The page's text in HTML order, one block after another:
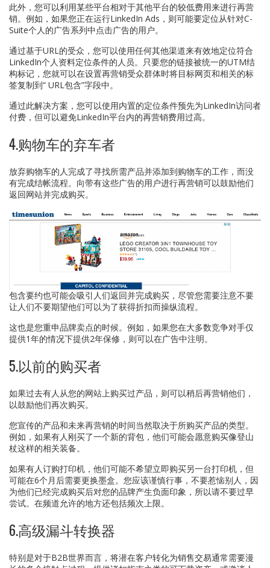
此外，您可以利用某些平台相对于其他平台的较低费用来进行再营
销。例如，如果您正在运行LinkedIn Ads，则可能要定位从针对C-
Suite个人的广告系列中点击广告的用户。
通过基于URL的受众，您可以使用任何其他渠道来有效地定位符合
LinkedIn个人资料定位条件的人员。只要您的链接被统一的UTM结
构标记，您就可以在设置再营销受众群体时将目标网页和相关的标
签复制到“ URL包含”字段中。
通过此解决方案，您可以使用内置的定位条件预先为LinkedIn访问者
付费，但可以避免LinkedIn平台内的再营销费用过高。
4.购物车的弃车者
放弃购物车的人完成了寻找所需产品并添加到购物车的工作，而没
有完成结帐流程。向带有这些广告的用户进行再营销可以鼓励他们
返回网站并完成购买。
包含要约也可能会吸引人们返回并完成购买，尽管您需要注意不要
让人们不要期望他们可以为了获得折扣而操纵流程。
这也是您重申品牌卖点的时候。例如，如果您在大多数竞争对手仅
提供1年的情况下提供2年保修，则可以在广告中注明。
5.以前的购买者
如果过去有人从您的网站上购买过产品，则可以稍后再营销他们，
以鼓励他们再次购买。
您宣传的产品和未来再营销的时间当然取决于所购买产品的类型。
例如，如果有人刚买了一个新的背包，他们可能会愿意购买像登山
杖这样的相关装备。
如果有人订购打印机，他们可能不希望立即购买另一台打印机，但
可能在6个月后需要更换墨盒。您应该谨慎行事，不要惹恼别人，因
为他们已经完成购买后对您的品牌产生负面印象，所以请不要过早
尝试。在频道允许的地方还包括频次上限。
6.高级漏斗转换器
特别是对于B2B世界而言，将潜在客户转化为销售交易通常需要漫